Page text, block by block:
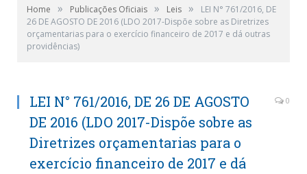
Home » Publicações Oficiais » Leis »
LEI N° 761/2016, DE
26 DE AGOSTO DE 2016 (LDO 2017-Dispõe sobre as Diretrizes
orçamentarias para o exercício financeiro de 2017 e dá outras
providências)
LEI N° 761/2016, DE 26 DE AGOSTO
DE 2016 (LDO 2017-Dispõe sobre as
Diretrizes orçamentarias para o
exercício financeiro de 2017 e dá
0